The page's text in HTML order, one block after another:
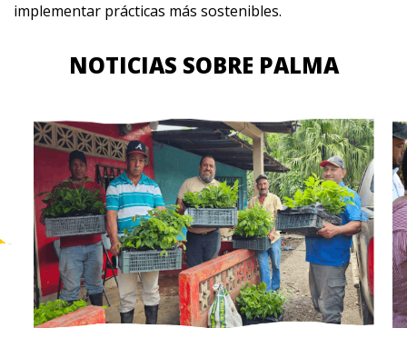
implementar prácticas más sostenibles.
NOTICIAS SOBRE PALMA